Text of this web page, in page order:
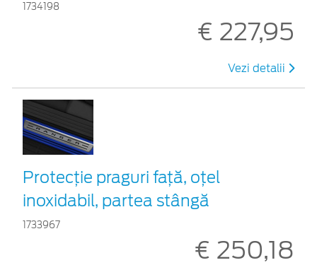
1734198
€ 227,95
Vezi detalii
Protecţie praguri faţă, oţel
inoxidabil, partea stângă
1733967
€ 250,18